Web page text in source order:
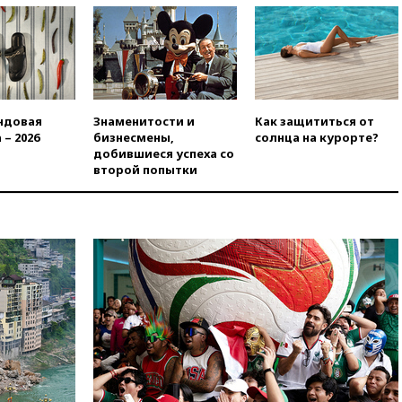
историка Артема Кирпиченка
арестовали в Израиле
вчера, 23:23«Спартак»
разгромил «Оренбург» в
Кубке России
вчера, 23:00 Пост Дмитриева в
X о миграционном кризисе в
Сеуте набрал миллион
производства телевизоров в
РФ
вчера, 22:35Семь грузовых
вагонов сошли с рельсов в
Оренбургской области
вчера, 22:22Минфин: в июле
выросли нефтегазовые
доходы российского бюджета
2026
Знаменитости и
бизнесмены,
добившиеся успеха со
второй попытки
Как защититься от
солнца на курорте?